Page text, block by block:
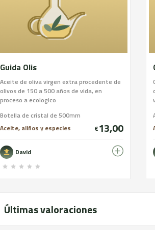
Guida Olis
Aceite de oliva virgen extra procedente de
olivos de 150 a 500 años de vida, en
proceso a ecologico
Botella de cristal de 500mm
Aceite, aliños y especies
€13,00
David
Últimas valoraciones